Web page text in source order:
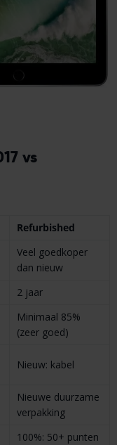
vs
Refurbished
Veel goedkoper
dan nieuw
2 jaar
Minimaal 85%
(zeer goed)
Nieuw: kabel
Nieuwe duurzame
verpakking
100%: 50+ punten